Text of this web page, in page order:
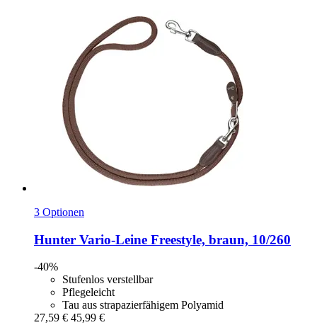
3 Optionen
Hunter Vario-​Leine Freestyle, braun, 10/260
-40%
Stufenlos verstellbar
Pflegeleicht
Tau aus strapazierfähigem Polyamid
27,59 € 45,99 €